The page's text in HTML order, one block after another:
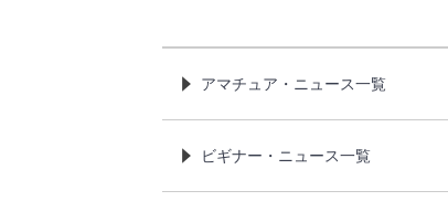
アマチュア・ニュース一覧
ビギナー・ニュース一覧